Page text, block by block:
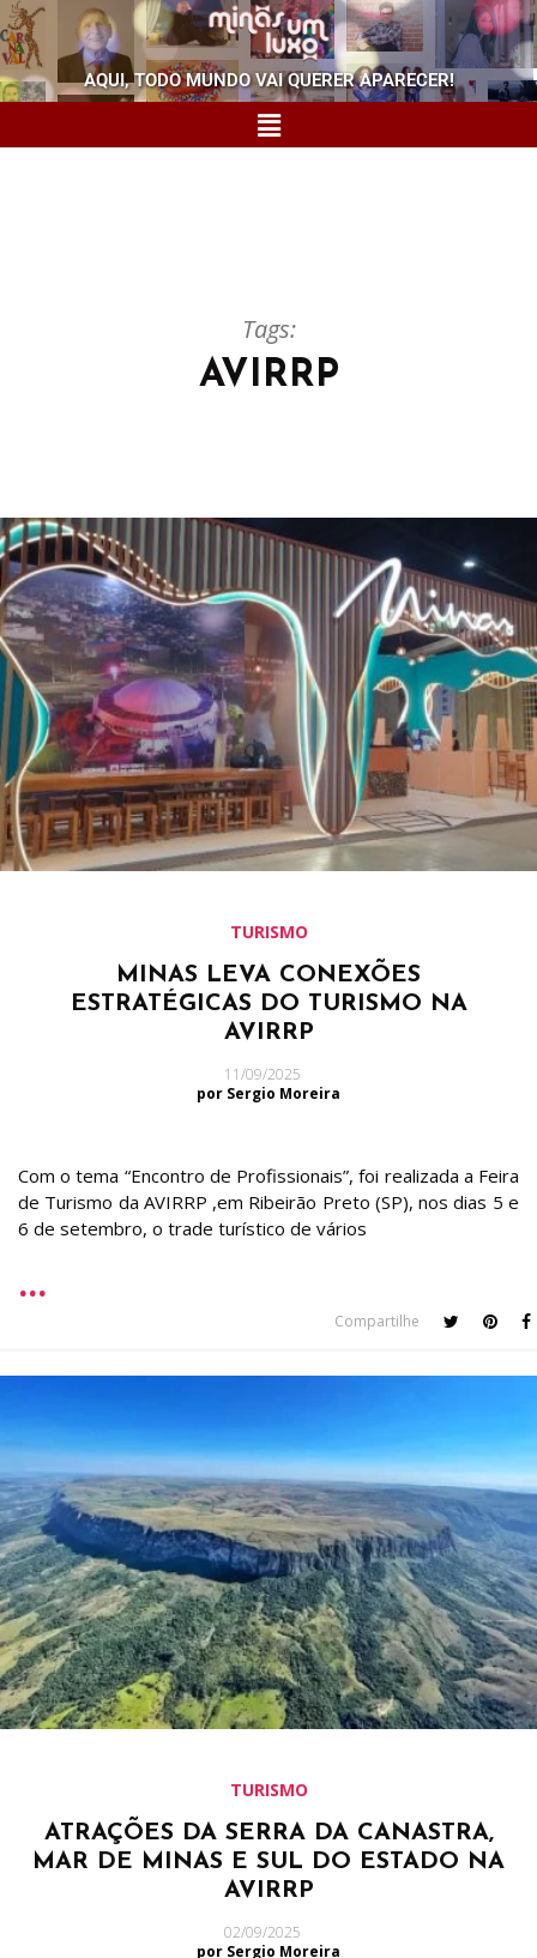
AQUI, TODO MUNDO VAI QUERER APARECER!
Tags:
AVIRRP
TURISMO
MINAS LEVA CONEXÕES
ESTRATÉGICAS DO TURISMO NA
AVIRRP
11/09/2025
por Sergio Moreira
Com o tema “Encontro de Profissionais”, foi realizada a Feira
de Turismo da AVIRRP ,em Ribeirão Preto (SP), nos dias 5 e
6 de setembro, o trade turístico de vários
Compartilhe
TURISMO
ATRAÇÕES DA SERRA DA CANASTRA,
MAR DE MINAS E SUL DO ESTADO NA
AVIRRP
02/09/2025
por Sergio Moreira